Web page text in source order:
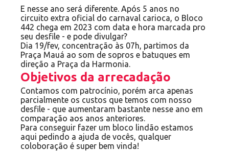
E nesse ano será diferente. Após 5 anos no
circuito extra oficial do carnaval carioca, o Bloco
442 chega em 2023 com data e hora marcada pro
seu desfile - e pode divulgar?
Dia 19/fev, concentração às 07h, partimos da
Praça Mauá ao som de sopros e batuques em
direção a Praça da Harmonia.
Objetivos da arrecadação
Contamos com patrocínio, porém arca apenas
parcialmente os custos que temos com nosso
desfile - que aumentaram bastante nesse ano em
comparação aos anos anteriores.
Para conseguir fazer um bloco lindão estamos
aqui pedindo a ajuda de vocês, qualquer
coloboração é super bem vinda!